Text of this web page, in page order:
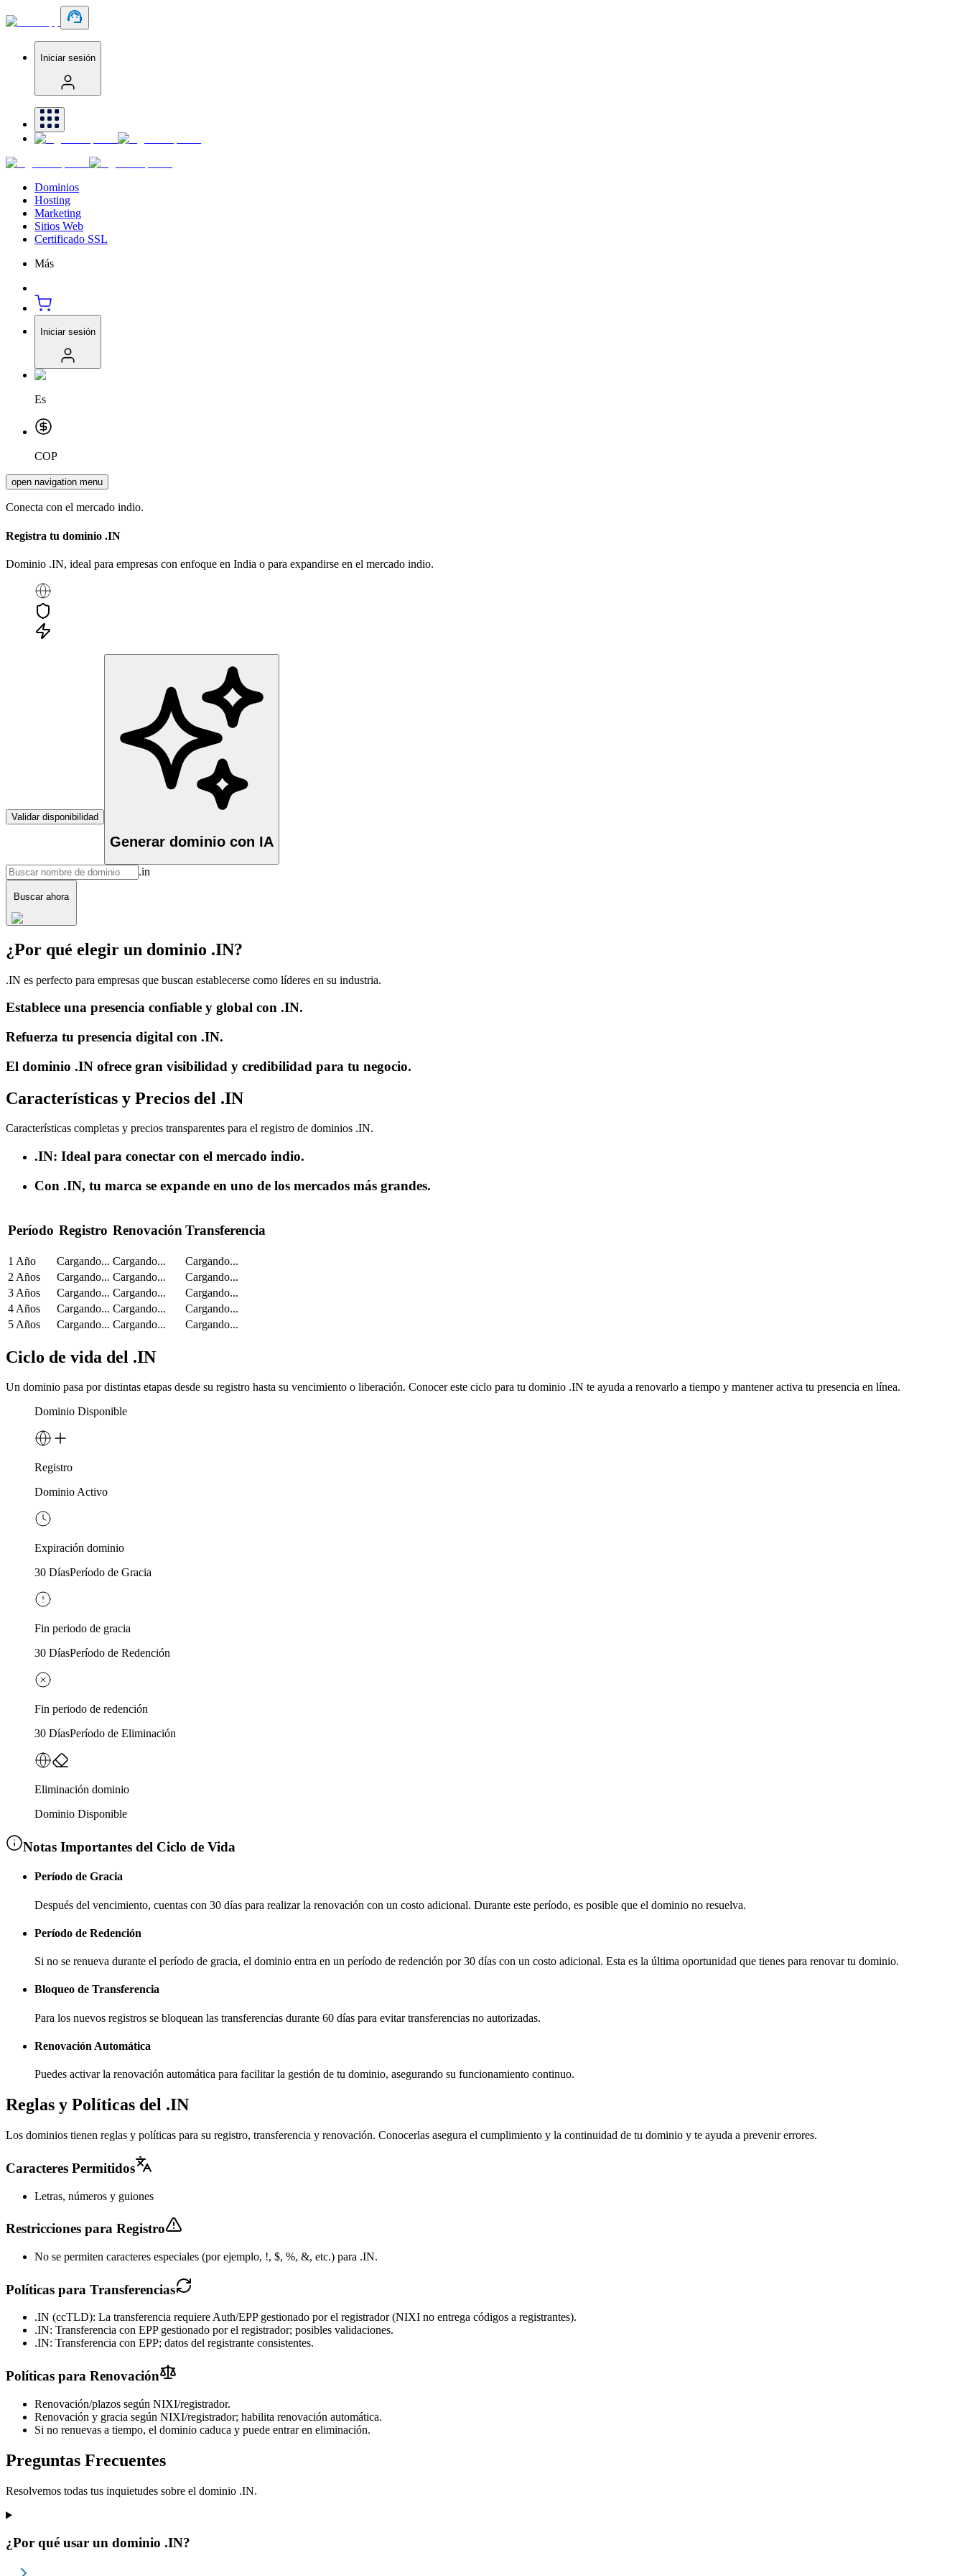
Iniciar sesión
Dominios
Hosting
Marketing
Sitios Web
Certificado SSL
Más
Iniciar sesión
Es
COP
open navigation menu
Conecta con el mercado indio.
Registra tu dominio .IN
Dominio .IN, ideal para empresas con enfoque en India o para expandirse en el mercado indio.
Validar disponibilidad
Generar dominio con IA
.in
Buscar ahora
¿Por qué elegir un dominio .IN?
.IN es perfecto para empresas que buscan establecerse como líderes en su industria.
Establece una presencia confiable y global con .IN.
Refuerza tu presencia digital con .IN.
El dominio .IN ofrece gran visibilidad y credibilidad para tu negocio.
Características y Precios del .IN
Características completas y precios transparentes para el registro de dominios .IN.
.IN: Ideal para conectar con el mercado indio.
Con .IN, tu marca se expande en uno de los mercados más grandes.
Período Registro RenovaciónTransferencia
1 Año Cargando... Cargando...
Cargando...
2 Años
Cargando... Cargando...
Cargando...
3 Años
Cargando... Cargando...
Cargando...
4 Años
Cargando... Cargando...
Cargando...
5 Años
Cargando... Cargando... Cargando...
Ciclo de vida del .IN
Un dominio pasa por distintas etapas desde su registro hasta su vencimiento o liberación. Conocer este ciclo para tu dominio .IN te ayuda a renovarlo a tiempo y mantener activa tu presencia en línea.
Dominio Disponible
Registro
Dominio Activo
Expiración dominio
30 DíasPeríodo de Gracia
Fin periodo de gracia
30 DíasPeríodo de Redención
Fin periodo de redención
30 DíasPeríodo de Eliminación
Eliminación dominio
Dominio Disponible
Notas Importantes del Ciclo de Vida
Período de Gracia
Después del vencimiento, cuentas con 30 días para realizar la renovación con un costo adicional. Durante este período, es posible que el dominio no resuelva.
Período de Redención
Si no se renueva durante el período de gracia, el dominio entra en un período de redención por 30 días con un costo adicional. Esta es la última oportunidad que tienes para renovar tu dominio.
Bloqueo de Transferencia
Para los nuevos registros se bloquean las transferencias durante 60 días para evitar transferencias no autorizadas.
Renovación Automática
Puedes activar la renovación automática para facilitar la gestión de tu dominio, asegurando su funcionamiento continuo.
Reglas y Políticas del .IN
Los dominios tienen reglas y políticas para su registro, transferencia y renovación. Conocerlas asegura el cumplimiento y la continuidad de tu dominio y te ayuda a prevenir errores.
Caracteres Permitidos
Letras, números y guiones
Restricciones para Registro
No se permiten caracteres especiales (por ejemplo, !, $, %, &, etc.) para .IN.
Políticas para Transferencias
.IN (ccTLD): La transferencia requiere Auth/EPP gestionado por el registrador (NIXI no entrega códigos a registrantes).
.IN: Transferencia con EPP gestionado por el registrador; posibles validaciones.
.IN: Transferencia con EPP; datos del registrante consistentes.
Políticas para Renovación
Renovación/plazos según NIXI/registrador.
Renovación y gracia según NIXI/registrador; habilita renovación automática.
Si no renuevas a tiempo, el dominio caduca y puede entrar en eliminación.
Preguntas Frecuentes
Resolvemos todas tus inquietudes sobre el dominio .IN.
¿Por qué usar un dominio .IN?